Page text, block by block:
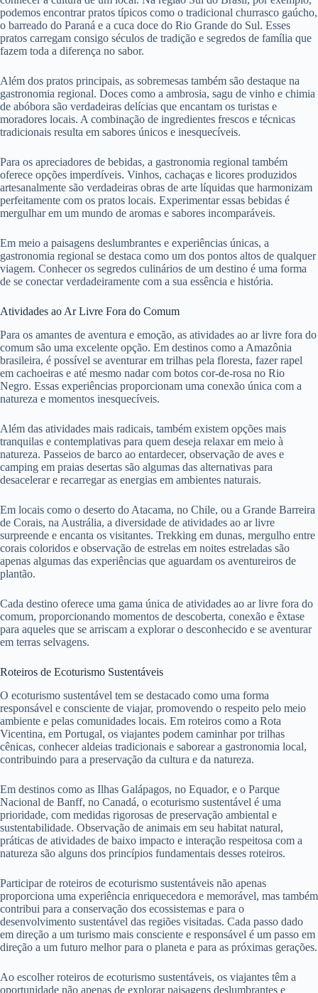
podemos encontrar pratos típicos como o tradicional churrasco gaúcho,
o barreado do Paraná e a cuca doce do Rio Grande do Sul. Esses
pratos carregam consigo séculos de tradição e segredos de família que
fazem toda a diferença no sabor.
Além dos pratos principais, as sobremesas também são destaque na
gastronomia regional. Doces como a ambrosia, sagu de vinho e chimia
de abóbora são verdadeiras delícias que encantam os turistas e
moradores locais. A combinação de ingredientes frescos e técnicas
tradicionais resulta em sabores únicos e inesquecíveis.
Para os apreciadores de bebidas, a gastronomia regional também
oferece opções imperdíveis. Vinhos, cachaças e licores produzidos
artesanalmente são verdadeiras obras de arte líquidas que harmonizam
perfeitamente com os pratos locais. Experimentar essas bebidas é
mergulhar em um mundo de aromas e sabores incomparáveis.
Em meio a paisagens deslumbrantes e experiências únicas, a
gastronomia regional se destaca como um dos pontos altos de qualquer
viagem. Conhecer os segredos culinários de um destino é uma forma
de se conectar verdadeiramente com a sua essência e história.
Atividades ao Ar Livre Fora do Comum
Para os amantes de aventura e emoção, as atividades ao ar livre fora do
comum são uma excelente opção. Em destinos como a Amazônia
brasileira, é possível se aventurar em trilhas pela floresta, fazer rapel
em cachoeiras e até mesmo nadar com botos cor-de-rosa no Rio
Negro. Essas experiências proporcionam uma conexão única com a
natureza e momentos inesquecíveis.
Além das atividades mais radicais, também existem opções mais
tranquilas e contemplativas para quem deseja relaxar em meio à
natureza. Passeios de barco ao entardecer, observação de aves e
camping em praias desertas são algumas das alternativas para
desacelerar e recarregar as energias em ambientes naturais.
Em locais como o deserto do Atacama, no Chile, ou a Grande Barreira
de Corais, na Austrália, a diversidade de atividades ao ar livre
surpreende e encanta os visitantes. Trekking em dunas, mergulho entre
corais coloridos e observação de estrelas em noites estreladas são
apenas algumas das experiências que aguardam os aventureiros de
plantão.
Cada destino oferece uma gama única de atividades ao ar livre fora do
comum, proporcionando momentos de descoberta, conexão e êxtase
para aqueles que se arriscam a explorar o desconhecido e se aventurar
em terras selvagens.
Roteiros de Ecoturismo Sustentáveis
O ecoturismo sustentável tem se destacado como uma forma
responsável e consciente de viajar, promovendo o respeito pelo meio
ambiente e pelas comunidades locais. Em roteiros como a Rota
Vicentina, em Portugal, os viajantes podem caminhar por trilhas
cênicas, conhecer aldeias tradicionais e saborear a gastronomia local,
contribuindo para a preservação da cultura e da natureza.
Em destinos como as Ilhas Galápagos, no Equador, e o Parque
Nacional de Banff, no Canadá, o ecoturismo sustentável é uma
prioridade, com medidas rigorosas de preservação ambiental e
sustentabilidade. Observação de animais em seu habitat natural,
práticas de atividades de baixo impacto e interação respeitosa com a
natureza são alguns dos princípios fundamentais desses roteiros.
Participar de roteiros de ecoturismo sustentáveis não apenas
proporciona uma experiência enriquecedora e memorável, mas também
contribui para a conservação dos ecossistemas e para o
desenvolvimento sustentável das regiões visitadas. Cada passo dado
em direção a um turismo mais consciente e responsável é um passo em
direção a um futuro melhor para o planeta e para as próximas gerações.
Ao escolher roteiros de ecoturismo sustentáveis, os viajantes têm a
oportunidade não apenas de explorar paisagens deslumbrantes e